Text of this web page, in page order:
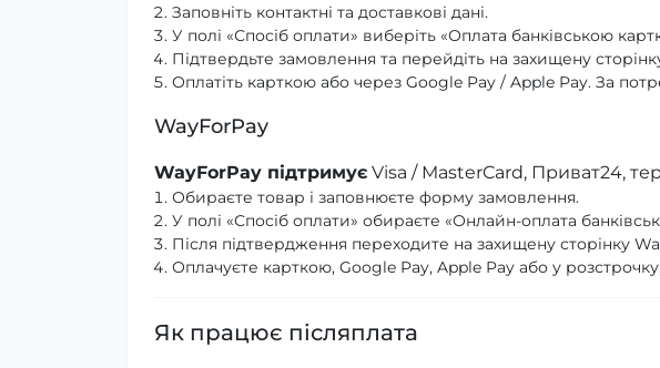
Заповніть контактні та доставкові дані.
У полі «Спосіб оплати» виберіть «Оплата банківською
Підтвердьте замовлення та перейдіть на захищену
Оплатіть карткою або через Google Pay / Apple Pay. За
WayForPay
WayForPay підтримує Visa / MasterCard, Приват24,
Обираєте товар і заповнюєте форму замовлення.
У полі «Спосіб оплати» обираєте «Онлайн-оплата
Після підтвердження переходите на захищену сторінку
Оплачуєте карткою, Google Pay, Apple Pay або у
Як працює післяплата